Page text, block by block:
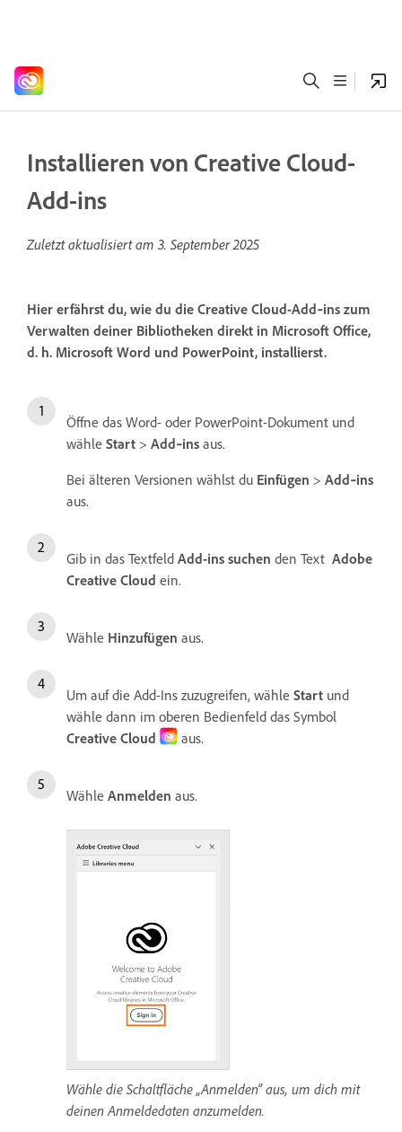
Installieren von Creative Cloud-
Add-ins
Zuletzt aktualisiert am 3. September 2025
Hier erfährst du, wie du die Creative Cloud-Add‑ins zum
Verwalten deiner Bibliotheken direkt in Microsoft Office,
d. h. Microsoft Word und PowerPoint, installierst.
Öffne das Word- oder PowerPoint-Dokument und
wähle Start > Add‑ins aus.
Bei älteren Versionen wählst du Einfügen > Add‑ins
aus.
Gib in das Textfeld Add-ins suchen den Text Adobe
Creative Cloud ein.
Wähle Hinzufügen aus.
Um auf die Add-Ins zuzugreifen, wähle Start und
wähle dann im oberen Bedienfeld das Symbol
Creative Cloud
aus.
Wähle Anmelden aus.
Wähle die Schaltfläche „Anmelden“ aus, um dich mit
deinen Anmeldedaten anzumelden.